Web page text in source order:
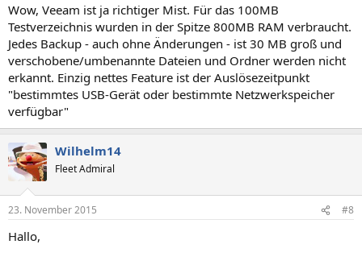
Wow, Veeam ist ja richtiger Mist. Für das 100MB
Testverzeichnis wurden in der Spitze 800MB RAM verbraucht.
Jedes Backup - auch ohne Änderungen - ist 30 MB groß und
verschobene/umbenannte Dateien und Ordner werden nicht
erkannt. Einzig nettes Feature ist der Auslösezeitpunkt
"bestimmtes USB-Gerät oder bestimmte Netzwerkspeicher
verfügbar"
Wilhelm14
Fleet Admiral
23. November 2015 #8
Hallo,